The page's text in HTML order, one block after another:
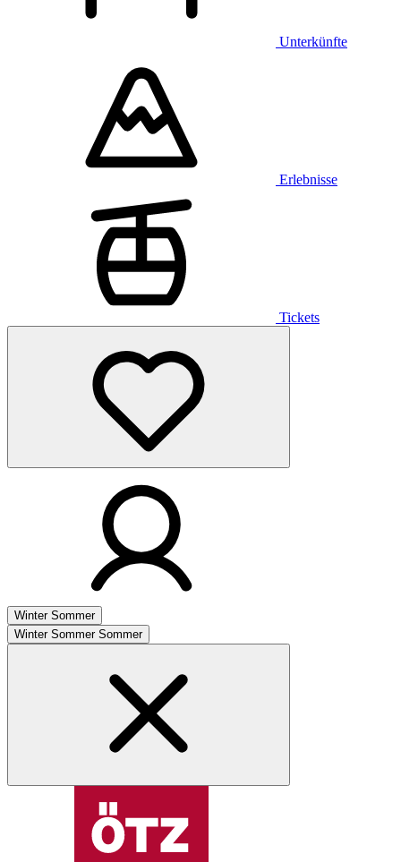
Unterkünfte
Erlebnisse
Tickets
Winter Sommer
Winter Sommer Sommer